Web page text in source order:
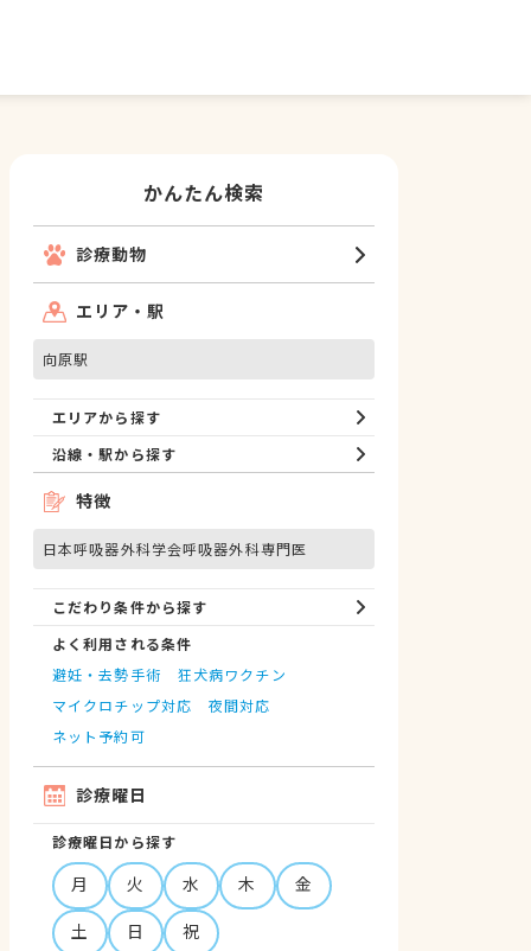
かんたん検索
診療動物
エリア・駅
向原駅
エリアから探す
沿線・駅から探す
特徴
日本呼吸器外科学会呼吸器外科専門医
こだわり条件から探す
よく利用される条件
避妊・去勢手術
狂犬病ワクチン
マイクロチップ対応
夜間対応
ネット予約可
診療曜日
診療曜日から探す
月 火 水 木
金
土
日 祝